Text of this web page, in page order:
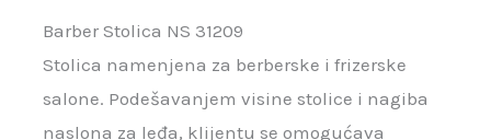
Barber Stolica NS 31209
Stolica namenjena za berberske i frizerske
salone. Podešavanjem visine stolice i nagiba
naslona za leđa, klijentu se omogućava